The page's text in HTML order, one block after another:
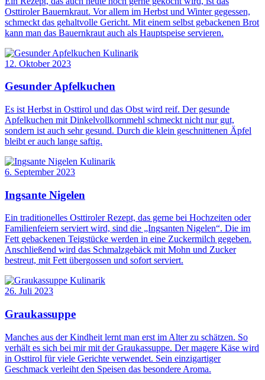
Osttiroler Bauernkraut. Vor allem im Herbst und Winter gegessen,
schmeckt das gehaltvolle Gericht. Mit einem selbst gebackenen Brot
kann man das Bauernkraut auch als Hauptspeise servieren.
Kulinarik
12. Oktober 2023
Gesunder Apfelkuchen
Es ist Herbst in Osttirol und das Obst wird reif. Der gesunde
Apfelkuchen mit Dinkelvollkornmehl schmeckt nicht nur gut,
sondern ist auch sehr gesund. Durch die klein geschnittenen Äpfel
bleibt er auch lange saftig.
Kulinarik
6. September 2023
Ingsante Nigelen
Ein traditionelles Osttiroler Rezept, das gerne bei Hochzeiten oder
Familienfeiern serviert wird, sind die „Ingsanten Nigelen“. Die im
Fett gebackenen Teigstücke werden in eine Zuckermilch gegeben.
Anschließend wird das Schmalzgebäck mit Mohn und Zucker
bestreut, mit Fett übergossen und sofort serviert.
Kulinarik
26. Juli 2023
Graukassuppe
Manches aus der Kindheit lernt man erst im Alter zu schätzen. So
verhält es sich bei mir mit der Graukassuppe. Der magere Käse wird
in Osttirol für viele Gerichte verwendet. Sein einzigartiger
Geschmack verleiht den Speisen das besondere Aroma.